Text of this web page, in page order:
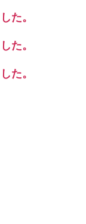
た。
た。
た。